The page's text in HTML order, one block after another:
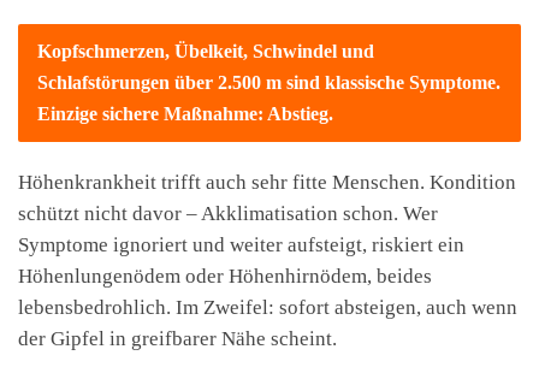
Kopfschmerzen, Übelkeit, Schwindel und
Schlafstörungen über 2.500 m sind klassische Symptome.
Einzige sichere Maßnahme: Abstieg.
Höhenkrankheit trifft auch sehr fitte Menschen. Kondition
schützt nicht davor – Akklimatisation schon. Wer
Symptome ignoriert und weiter aufsteigt, riskiert ein
Höhenlungenödem oder Höhenhirnödem, beides
lebensbedrohlich. Im Zweifel: sofort absteigen, auch wenn
der Gipfel in greifbarer Nähe scheint.